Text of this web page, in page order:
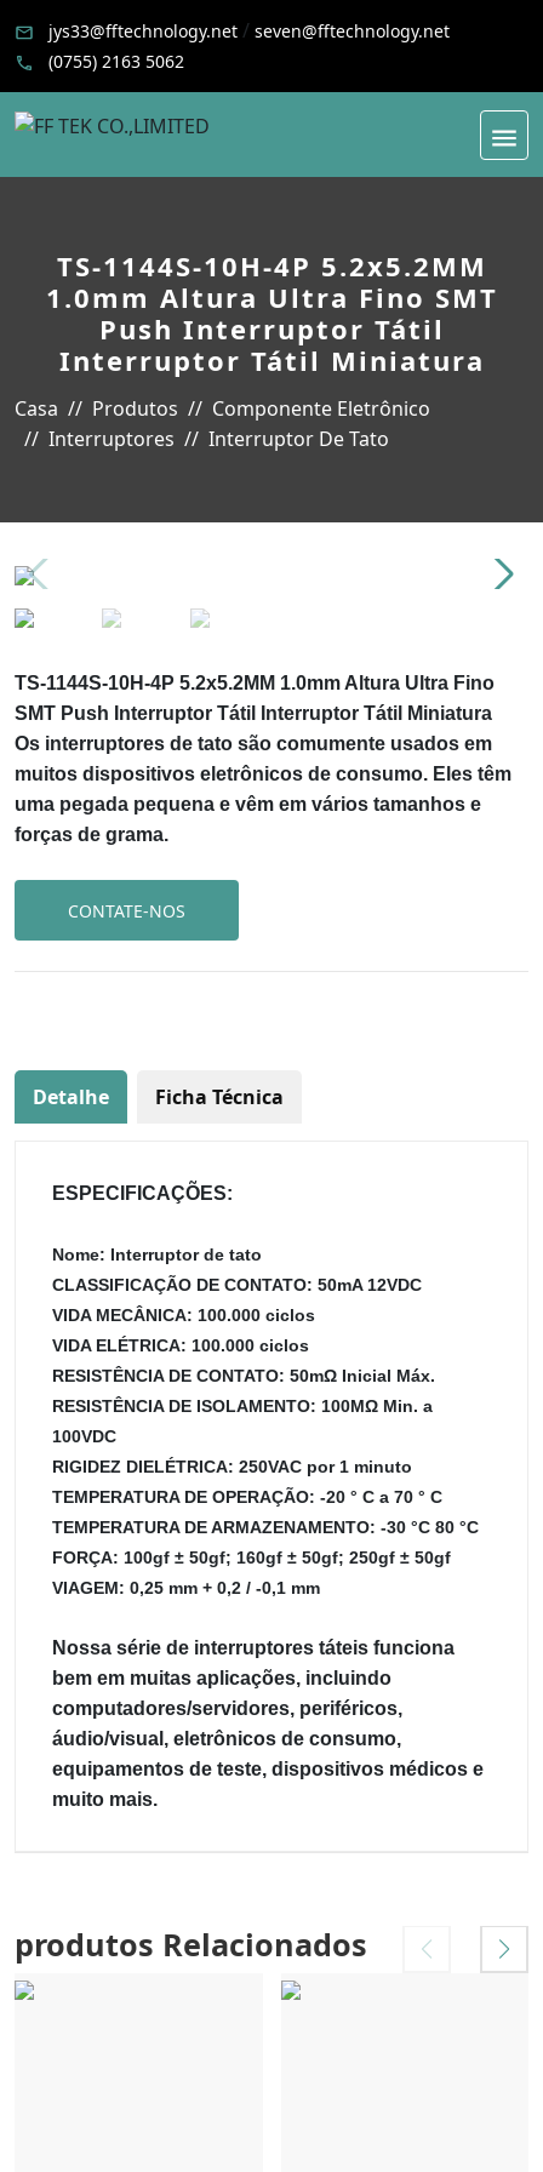
jys33@fftechnology.net / seven@fftechnology.net
(0755) 2163 5062
TS-1144S-10H-4P 5.2x5.2MM
1.0mm Altura Ultra Fino SMT
Push Interruptor Tátil
Interruptor Tátil Miniatura
Casa Produtos
Componente Eletrônico
Interruptores
Interruptor De Tato
TS-1144S-10H-4P 5.2x5.2MM 1.0mm Altura Ultra Fino
SMT Push Interruptor Tátil Interruptor Tátil Miniatura
Os interruptores de tato são comumente usados em
muitos dispositivos eletrônicos de consumo. Eles têm
uma pegada pequena e vêm em vários tamanhos e
forças de grama.
CONTATE-NOS
Detalhe Ficha Técnica
ESPECIFICAÇÕES:
Nome: Interruptor de tato
CLASSIFICAÇÃO DE CONTATO: 50mA 12VDC
VIDA MECÂNICA: 100.000 ciclos
VIDA ELÉTRICA: 100.000 ciclos
RESISTÊNCIA DE CONTATO: 50mΩ Inicial Máx.
RESISTÊNCIA DE ISOLAMENTO: 100MΩ Min. a
100VDC
RIGIDEZ DIELÉTRICA: 250VAC por 1 minuto
TEMPERATURA DE OPERAÇÃO: -20 ° C a 70 ° C
TEMPERATURA DE ARMAZENAMENTO: -30 °C 80 °C
FORÇA: 100gf ± 50gf; 160gf ± 50gf; 250gf ± 50gf
VIAGEM: 0,25 mm + 0,2 / -0,1 mm
Nossa série de interruptores táteis funciona
bem em muitas aplicações, incluindo
computadores/servidores, periféricos,
áudio/visual, eletrônicos de consumo,
equipamentos de teste, dispositivos médicos e
muito mais.
produtos Relacionados